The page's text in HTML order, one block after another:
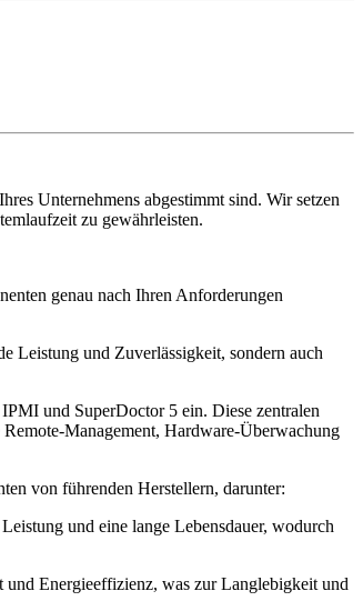
Unternehmens abgestimmt sind. Wir setzen
zu gewährleisten.
genau nach Ihren Anforderungen
Leistung und Zuverlässigkeit, sondern auch
und SuperDoctor 5 ein. Diese zentralen
Management, Hardware-Überwachung
von führenden Herstellern, darunter:
und eine lange Lebensdauer, wodurch
Energieeffizienz, was zur Langlebigkeit und